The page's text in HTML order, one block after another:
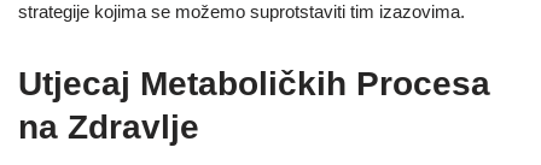
strategije kojima se možemo suprotstaviti tim izazovima.
Utjecaj Metaboličkih Procesa
na Zdravlje